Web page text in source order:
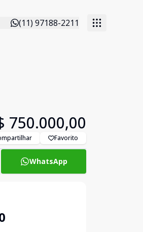
(11) 97188-2211
750.000,00
Favorito
WhatsApp